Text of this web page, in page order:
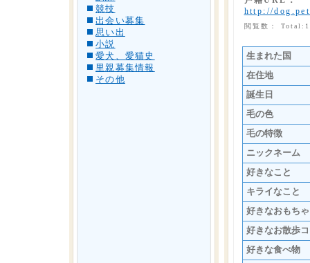
競技
出会い募集
思い出
小説
愛犬、愛猫史
里親募集情報
その他
http://
閲覧数：
生まれた国
在住地
誕生日
毛の色
毛の特徴
ニックネーム
好きなこと
キライなこと
好きなおもちゃ
好きなお散歩
好きな食べ物